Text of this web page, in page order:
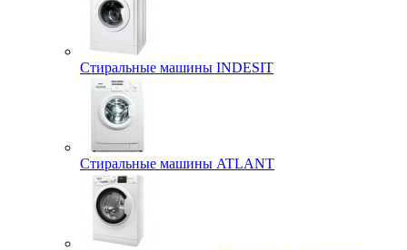
Стиральные машины INDESIT
Стиральные машины ATLANT